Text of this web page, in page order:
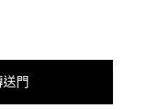
送門